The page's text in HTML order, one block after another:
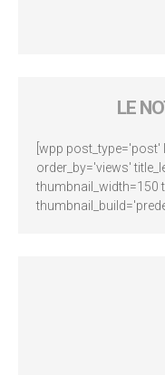
LE
[wpp
order_by='views'
thumbnail_width=150